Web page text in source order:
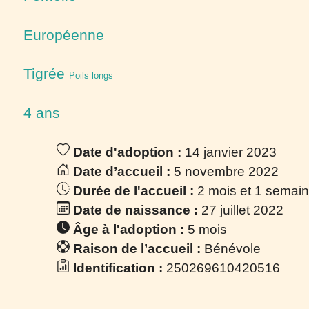
Européenne
Tigrée Poils longs
4 ans
Date d'adoption : 14 janvier 2023
Date d’accueil : 5 novembre 2022
Durée de l'accueil : 2 mois et 1
Date de naissance : 27 juillet 2022
Âge à l'adoption : 5 mois
Raison de l’accueil : Bénévole
Identification : 250269610420516